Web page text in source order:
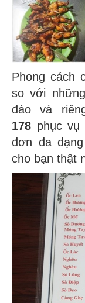
Phong cách
so với
đáo và
178 phục
đơn đa
cho bạn thật